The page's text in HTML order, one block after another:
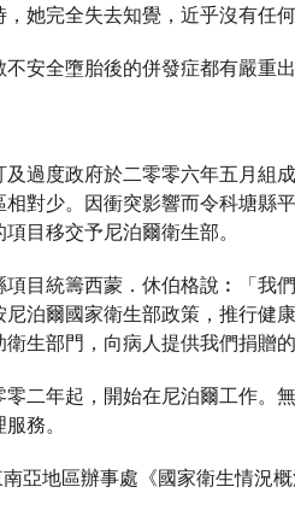
她完全失去知覺，近乎沒有任
安全墮胎後的併發症都有嚴重
過度政府於二零零六年五月組
對少。因衝突影響而令科塘縣
目移交予尼泊爾衛生部。
目統籌西蒙．休伯格說︰「我
泊爾國家衛生部政策，推行健
生部門，向病人提供我們捐贈
二年起，開始在尼泊爾工作。
務。
亞地區辦事處《國家衛生情況概